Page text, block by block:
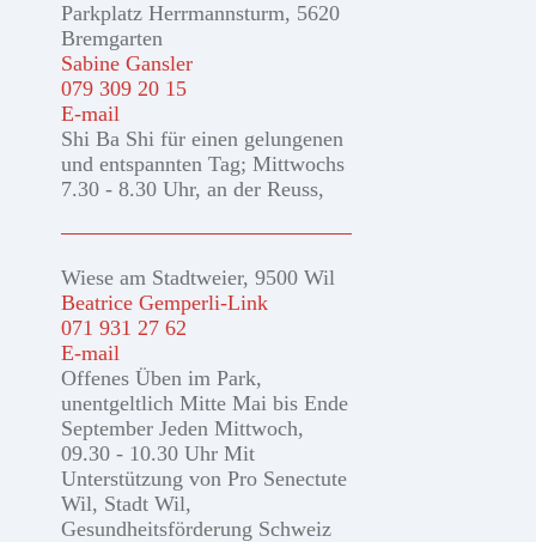
Parkplatz Herrmannsturm, 5620
Bremgarten
Sabine Gansler
079 309 20 15
E-mail
Shi Ba Shi für einen gelungenen
und entspannten Tag; Mittwochs
7.30 - 8.30 Uhr, an der Reuss,
Wiese am Stadtweier, 9500 Wil
Beatrice Gemperli-Link
071 931 27 62
E-mail
Offenes Üben im Park,
unentgeltlich Mitte Mai bis Ende
September Jeden Mittwoch,
09.30 - 10.30 Uhr Mit
Unterstützung von Pro Senectute
Wil, Stadt Wil,
Gesundheitsförderung Schweiz